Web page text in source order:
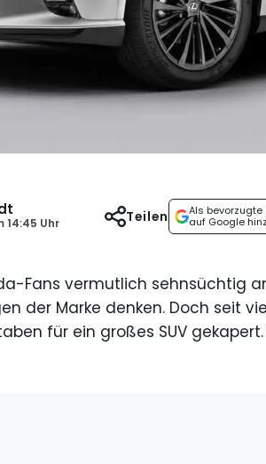
14:45 Uhr
Als bevorzugte
auf Google
Teilen
Fans vermutlich sehnsüchtig
der Marke denken. Doch seit
für ein großes SUV